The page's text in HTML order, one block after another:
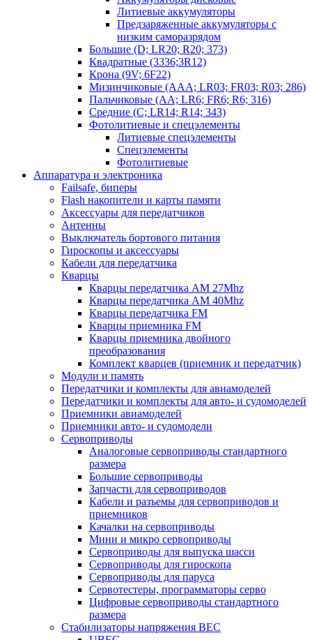
Литиевые аккумуляторы
Предзаряженные аккумуляторы с
низким саморазрядом
Большие (D; LR20; R20; 373)
Квадратные (3336;3R12)
Крона (9V; 6F22)
Мизинчиковые (AAA; LR03; FR03; R03; 286)
Пальчиковые (AA; LR6; FR6; R6; 316)
Средние (C; LR14; R14; 343)
Фотолитиевые и спецэлементы
Литиевые спецэлементы
Спецэлементы
Фотолитиевые
Аппаратура и электроника
Failsafe, биперы
Flash накопители и карты памяти
Аксессуары для передатчиков
Антенны
Выключатель бортового питания
Гироскопы и аксессуары
Кабели для передатчика
Кварцы
Кварцы передатчика AM 27Mhz
Кварцы передатчика AM 40Mhz
Кварцы передатчика FM
Кварцы приемника FM
Кварцы приемника двойного
преобразования
Комплект кварцев (приемник и передатчик)
Модули и память
Передатчики и комплекты для авиамоделей
Передатчики и комплекты для авто- и судомоделей
Приемники авиамоделей
Приемники авто- и судомодели
Сервоприводы
Аналоговые сервоприводы стандартного
размера
Большие сервоприводы
Запчасти для сервоприводов
Кабели и разъемы для сервоприводов и
приемников
Качалки на сервоприводы
Мини и микро сервоприводы
Сервоприводы для выпуска шасси
Сервоприводы для гироскопа
Сервоприводы для паруса
Сервотестеры, программаторы серво
Цифровые сервоприводы стандартного
размера
Стабилизаторы напряжения BEC